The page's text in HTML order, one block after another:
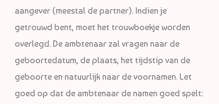
aangever (meestal de partner). Indien je
getrouwd bent, moet het trouwboekje worden
overlegd. De ambtenaar zal vragen naar de
geboortedatum, de plaats, het tijdstip van de
geboorte en natuurlijk naar de voornamen. Let
goed op dat de ambtenaar de namen goed spelt: